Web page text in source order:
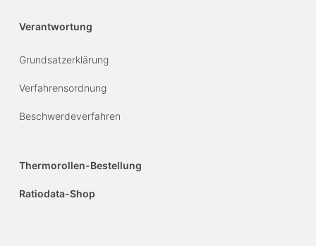
Verantwortung
Grundsatzerklärung
Verfahrensordnung
Beschwerdeverfahren
Thermorollen-Bestellung
Ratiodata-Shop